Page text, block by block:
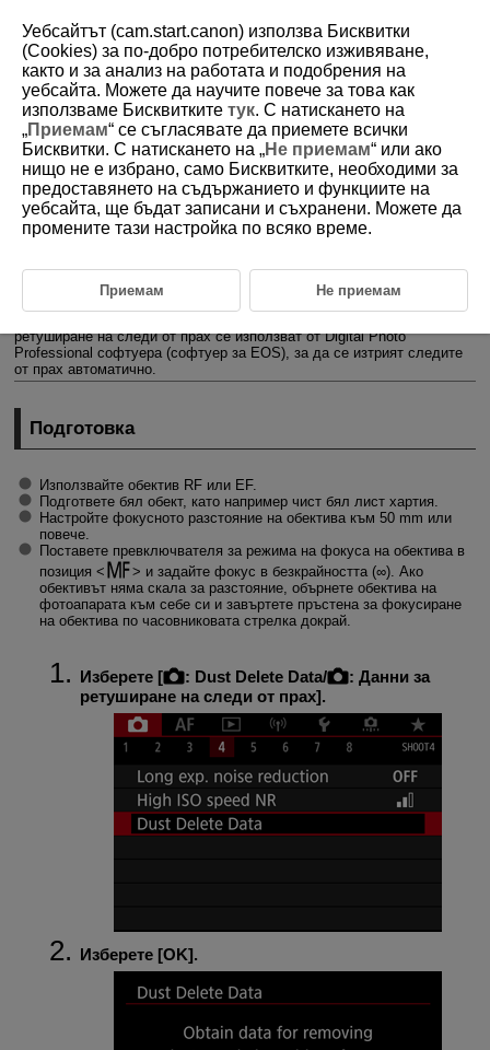
D090-058
Запаметяване на данни за
ретуширане на следи от прах
Подготовка
Можете също да добавите към изображението данни за ретуширане
на следи от прах, в случай че функцията за почистване на сензора
ретуширане на следи от прах се използват от Digital Photo
Professional софтуера (софтуер за EOS), за да се изтрият следите
от прах автоматично.
Подготовка
Използвайте обектив RF или EF.
Подгответе бял обект, като например чист бял лист хартия.
Настройте фокусното разстояние на обектива към 50 mm или
повече.
Поставете превключвателя за режима на фокуса на обектива в
позиция
и задайте фокус в безкрайността (∞). Ако
обективът няма скала за разстояние, обърнете обектива на
фотоапарата към себе си и завъртете пръстена за фокусиране
на обектива по часовниковата стрелка докрай.
Изберете [ : Dust Delete Data/ : Данни за
ретуширане на следи от прах].
Изберете [OK].
Уебсайтът (cam.start.canon) използва Бисквитки
(Cookies) за по-добро потребителско изживяване,
както и за анализ на работата и подобрения на
уебсайта. Можете да научите повече за това как
използваме Бисквитките тук. С натискането на
„Приемам“ се съгласявате да приемете всички
Бисквитки. С натискането на „Не приемам“ или ако
нищо не е избрано, само Бисквитките, необходими за
предоставянето на съдържанието и функциите на
уебсайта, ще бъдат записани и съхранени. Можете да
промените тази настройка по всяко време.
Приемам Не приемам